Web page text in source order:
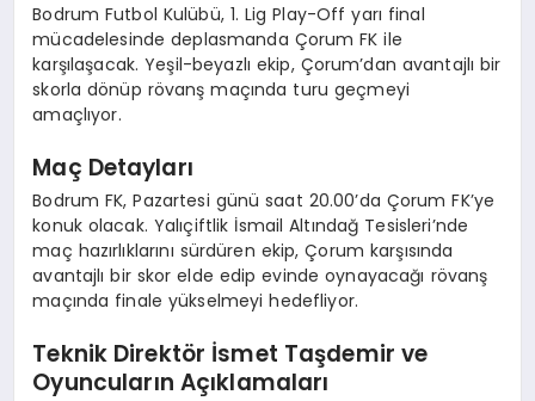
Bodrum Futbol Kulübü, 1. Lig Play-Off yarı final
mücadelesinde deplasmanda Çorum FK ile
karşılaşacak. Yeşil-beyazlı ekip, Çorum’dan avantajlı bir
skorla dönüp rövanş maçında turu geçmeyi
amaçlıyor.
Maç Detayları
Bodrum FK, Pazartesi günü saat 20.00’da Çorum FK’ye
konuk olacak. Yalıçiftlik İsmail Altındağ Tesisleri’nde
maç hazırlıklarını sürdüren ekip, Çorum karşısında
avantajlı bir skor elde edip evinde oynayacağı rövanş
maçında finale yükselmeyi hedefliyor.
Teknik Direktör İsmet Taşdemir ve
Oyuncuların Açıklamaları